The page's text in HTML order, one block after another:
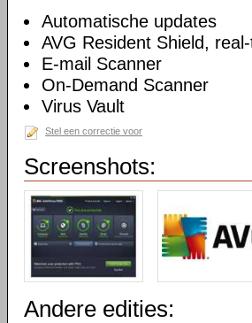
Automatische updates
AVG Resident Shield,
E-mail Scanner
On-Demand Scanner
Virus Vault
Stel een correctie voor
Screenshots:
Andere edities: